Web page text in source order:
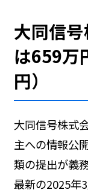
大同信
は659万
円）
大同信号株式
主への情報公
類の提出が義
最新の2025年